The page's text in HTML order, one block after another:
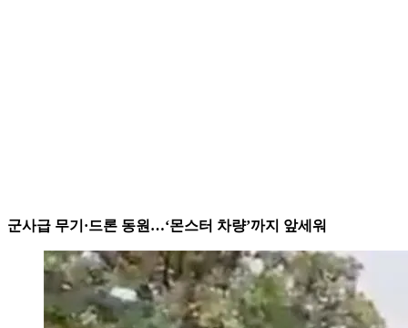
군사급 무기·드론 동원…‘몬스터 차량’까지 앞세워